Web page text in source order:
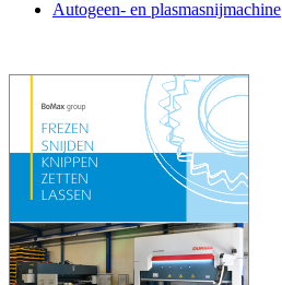
Autogeen- en plasmasnijmachine